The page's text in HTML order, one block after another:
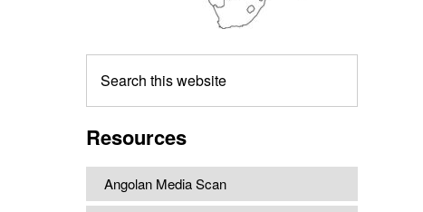
this
Resources
Angolan Media Scan